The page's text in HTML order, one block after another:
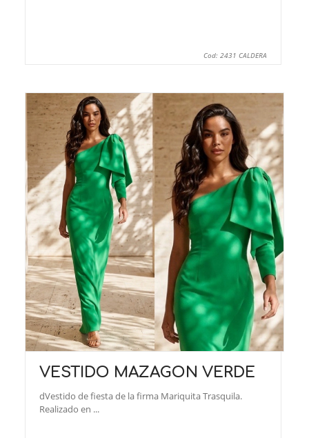
Cod: 2431 CALDERA
VESTIDO MAZAGON VERDE
dVestido de fiesta de la firma Mariquita Trasquila.
Realizado en ...